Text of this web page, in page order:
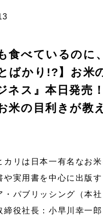
食べているのに
ばかり!?】お米
ネス』本日発売
米の目利きが教
カリは日本一有名なお
や実用書を中心に出版
・パブリッシング（本
締役社長：小早川幸一